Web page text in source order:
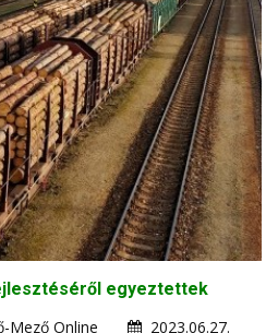
egyeztettek
Mező Online
2023.06.27.